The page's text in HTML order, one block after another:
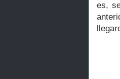
es,